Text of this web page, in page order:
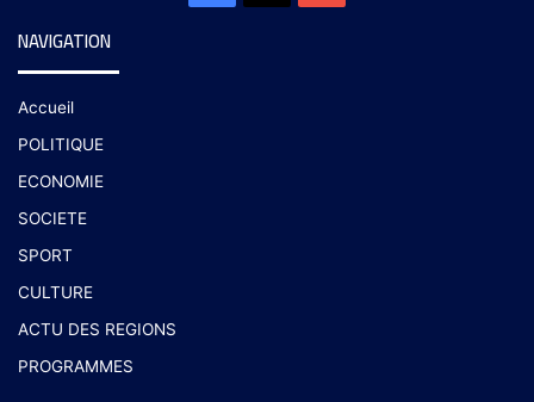
NAVIGATION
Accueil
POLITIQUE
ECONOMIE
SOCIETE
SPORT
CULTURE
ACTU DES REGIONS
PROGRAMMES